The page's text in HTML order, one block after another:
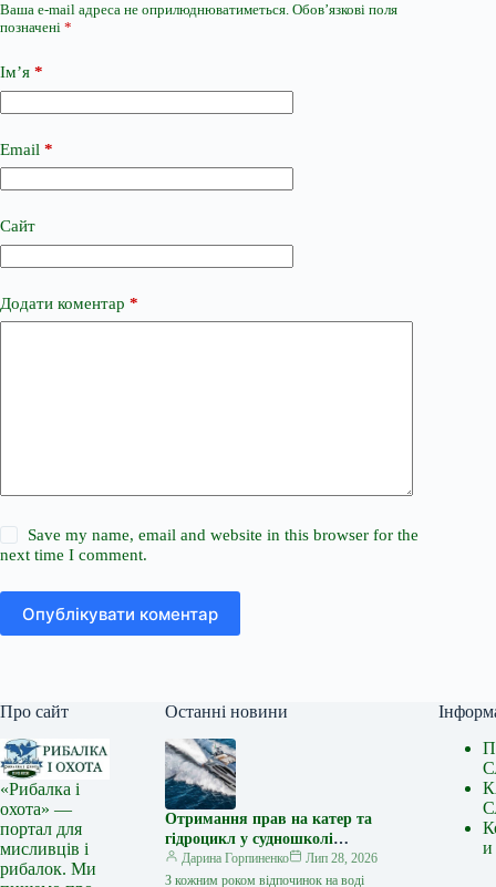
Ваша e-mail адреса не оприлюднюватиметься. Обов’язкові поля
позначені *
Ім’я *
Email *
Сайт
Додати коментар *
Save my name, email and website in this browser for the
next time I comment.
Опублікувати коментар
Про сайт
«Рибалка і
охота» —
портал для
мисливців і
рибалок. Ми
Останні новини
Отримання прав на катер та
гідроцикл у судношколі
«Либідь-А»: від теорії до
іспиту
Дарина Горпиненко
Лип 28, 2026
З кожним роком відпочинок на воді
и